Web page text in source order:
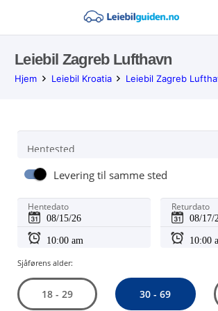
Leiebil Zagreb Lufthavn
Hjem Leiebil Kroatia Leiebil Zagreb
Hentested
Levering til samme sted
Hentedato Returdato
Sjåførens alder:
18 - 29 30 - 69